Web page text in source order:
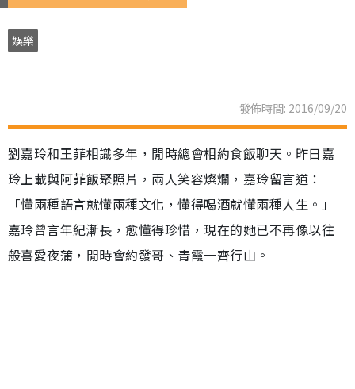
娛樂
發佈時間: 2016/09/20
劉嘉玲和王菲相識多年，閒時總會相約食飯聊天。昨日嘉
玲上載與阿菲飯聚照片，兩人笑容燦爛，嘉玲留言道：
「懂兩種語言就懂兩種文化，懂得喝酒就懂兩種人生。」
嘉玲曾言年紀漸長，愈懂得珍惜，現在的她已不再像以往
般喜愛夜蒲，閒時會約發哥、青霞一齊行山。